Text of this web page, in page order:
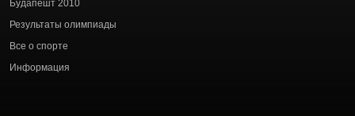
Будапешт 2010
Результаты олимпиады
Все о спорте
Информация